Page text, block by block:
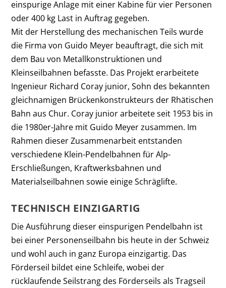
einspurige Anlage mit einer Kabine für vier Personen
oder 400 kg Last in Auftrag gegeben.
Mit der Herstellung des mechanischen Teils wurde
die Firma von Guido Meyer beauftragt, die sich mit
dem Bau von Metallkonstruktionen und
Kleinseilbahnen befasste. Das Projekt erarbeitete
Ingenieur Richard Coray junior, Sohn des bekannten
gleichnamigen Brückenkonstrukteurs der Rhätischen
Bahn aus Chur. Coray junior arbeitete seit 1953 bis in
die 1980er-Jahre mit Guido Meyer zusammen. Im
Rahmen dieser Zusammenarbeit entstanden
verschiedene Klein-Pendelbahnen für Alp-
Erschließungen, Kraftwerksbahnen und
Materialseilbahnen sowie einige Schräglifte.
TECHNISCH EINZIGARTIG
Die Ausführung dieser einspurigen Pendelbahn ist
bei einer Personenseilbahn bis heute in der Schweiz
und wohl auch in ganz Europa einzigartig. Das
Förderseil bildet eine Schleife, wobei der
rücklaufende Seilstrang des Förderseils als Tragseil